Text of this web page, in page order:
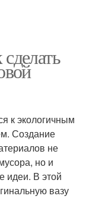
к экологичным
Создание
не
но и
идеи. В этой
вазу